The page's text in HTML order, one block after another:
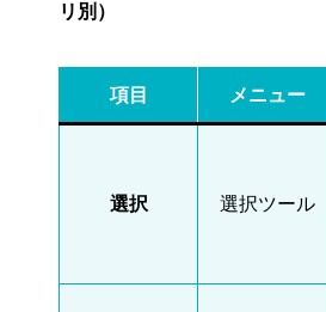
リ別）
項目 メニュー
選択 選択ツール